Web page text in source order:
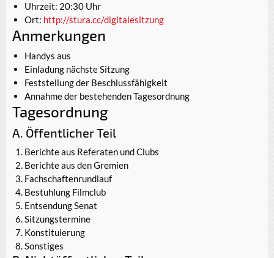
Uhrzeit: 20:30 Uhr
Ort: http://stura.cc/digitalesitzung
Anmerkungen
Handys aus
Einladung nächste Sitzung
Feststellung der Beschlussfähigkeit
Annahme der bestehenden Tagesordnung
Tagesordnung
A. Öffentlicher Teil
Berichte aus Referaten und Clubs
Berichte aus den Gremien
Fachschaftenrundlauf
Bestuhlung Filmclub
Entsendung Senat
Sitzungstermine
Konstituierung
Sonstiges